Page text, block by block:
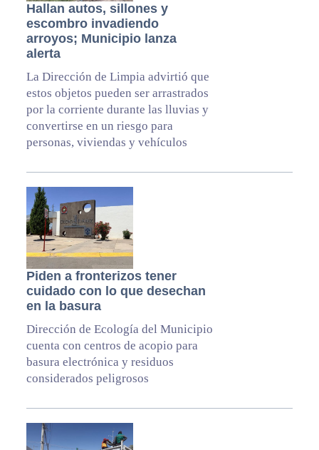
Hallan autos, sillones y
escombro invadiendo
arroyos; Municipio lanza
alerta
La Dirección de Limpia advirtió que
estos objetos pueden ser arrastrados
por la corriente durante las lluvias y
convertirse en un riesgo para
personas, viviendas y vehículos
Piden a fronterizos tener
cuidado con lo que desechan
en la basura
Dirección de Ecología del Municipio
cuenta con centros de acopio para
basura electrónica y residuos
considerados peligrosos